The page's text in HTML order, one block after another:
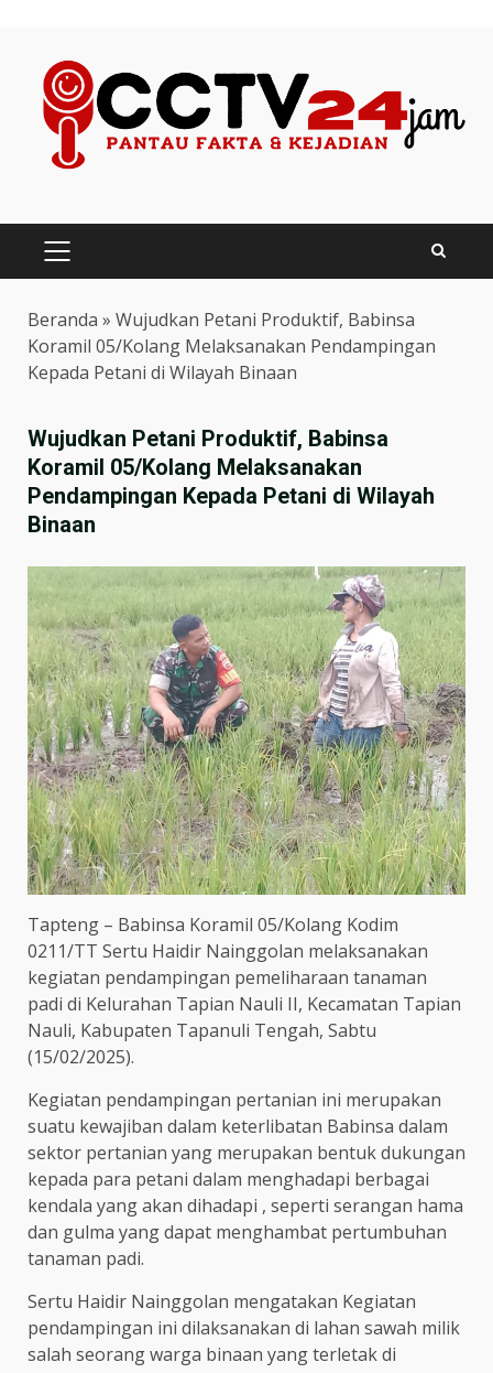
content
PRIMARY
MENU
Beranda » Wujudkan Petani Produktif, Babinsa
Koramil 05/Kolang Melaksanakan Pendampingan
Kepada Petani di Wilayah Binaan
Wujudkan Petani Produktif, Babinsa
Koramil 05/Kolang Melaksanakan
Pendampingan Kepada Petani di Wilayah
Binaan
Tapteng – Babinsa Koramil 05/Kolang Kodim
0211/TT Sertu Haidir Nainggolan melaksanakan
kegiatan pendampingan pemeliharaan tanaman
padi di Kelurahan Tapian Nauli II, Kecamatan Tapian
Nauli, Kabupaten Tapanuli Tengah, Sabtu
(15/02/2025).
Kegiatan pendampingan pertanian ini merupakan
suatu kewajiban dalam keterlibatan Babinsa dalam
sektor pertanian yang merupakan bentuk dukungan
kepada para petani dalam menghadapi berbagai
kendala yang akan dihadapi , seperti serangan hama
dan gulma yang dapat menghambat pertumbuhan
tanaman padi.
Sertu Haidir Nainggolan mengatakan Kegiatan
pendampingan ini dilaksanakan di lahan sawah milik
salah seorang warga binaan yang terletak di